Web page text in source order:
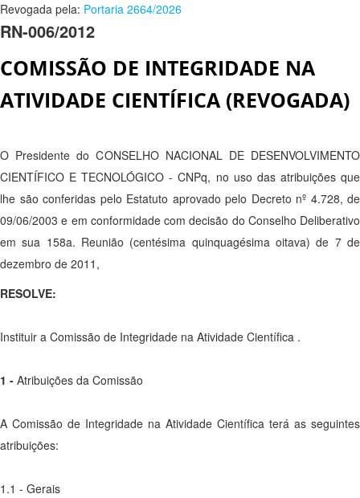
Revogada pela: Portaria 2664/2026
RN-006/2012
COMISSÃO DE INTEGRIDADE NA
ATIVIDADE CIENTÍFICA (REVOGADA)
O Presidente do CONSELHO NACIONAL DE DESENVOLVIMENTO
CIENTÍFICO E TECNOLÓGICO - CNPq, no uso das atribuições que
lhe são conferidas pelo Estatuto aprovado pelo Decreto nº 4.728, de
09/06/2003 e em conformidade com decisão do Conselho Deliberativo
em sua 158a. Reunião (centésima quinquagésima oitava) de 7 de
dezembro de 2011,
RESOLVE:
Instituir a Comissão de Integridade na Atividade Científica .
1 - Atribuições da Comissão
A Comissão de Integridade na Atividade Científica terá as seguintes
atribuições:
1.1 - Gerais